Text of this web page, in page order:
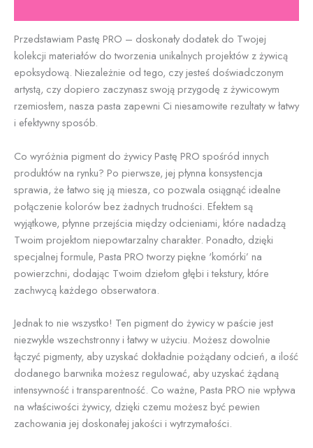
Przedstawiam Pastę PRO – doskonały dodatek do Twojej
kolekcji materiałów do tworzenia unikalnych projektów z żywicą
epoksydową. Niezależnie od tego, czy jesteś doświadczonym
artystą, czy dopiero zaczynasz swoją przygodę z żywicowym
rzemiosłem, nasza pasta zapewni Ci niesamowite rezultaty w łatwy
i efektywny sposób.
Co wyróżnia pigment do żywicy Pastę PRO spośród innych
produktów na rynku? Po pierwsze, jej płynna konsystencja
sprawia, że łatwo się ją miesza, co pozwala osiągnąć idealne
połączenie kolorów bez żadnych trudności. Efektem są
wyjątkowe, płynne przejścia między odcieniami, które nadadzą
Twoim projektom niepowtarzalny charakter. Ponadto, dzięki
specjalnej formule, Pasta PRO tworzy piękne 'komórki’ na
powierzchni, dodając Twoim dziełom głębi i tekstury, które
zachwycą każdego obserwatora.
Jednak to nie wszystko! Ten pigment do żywicy w paście jest
niezwykle wszechstronny i łatwy w użyciu. Możesz dowolnie
łączyć pigmenty, aby uzyskać dokładnie pożądany odcień, a ilość
dodanego barwnika możesz regulować, aby uzyskać żądaną
intensywność i transparentność. Co ważne, Pasta PRO nie wpływa
na właściwości żywicy, dzięki czemu możesz być pewien
zachowania jej doskonałej jakości i wytrzymałości.